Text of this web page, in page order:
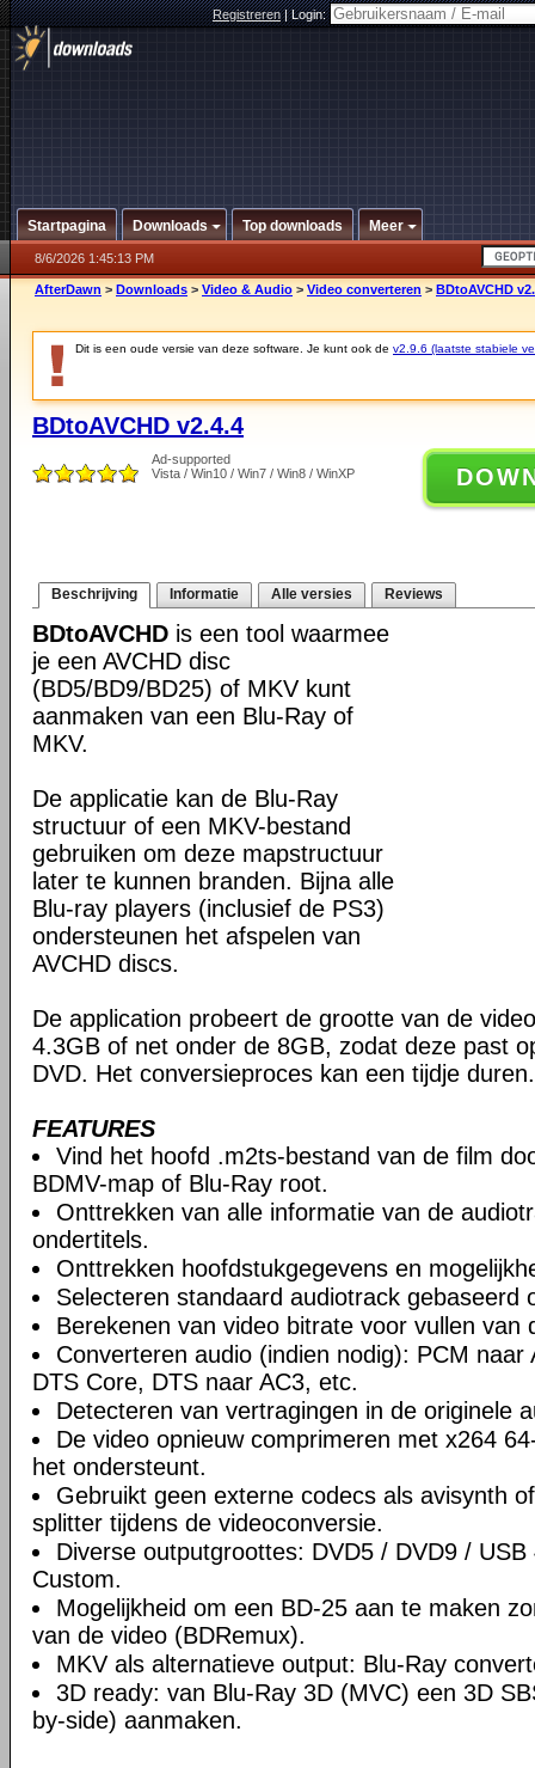
Registreren|Login:
Startpagina Downloads Top downloads Meer
8/6/2026 1:45:13 PM
AfterDawn > Downloads > Video & Audio > Video converteren > BDtoAVCHD
Dit is een oude versie van deze software. Je kunt ook de v2.9.6 (laatste stabiele
BDtoAVCHD v2.4.4
Ad-supported
Vista / Win10 / Win7 / Win8 / WinXP
Beschrijving Informatie Alle versies Reviews
BDtoAVCHD is een tool waarmee
je een AVCHD disc
(BD5/BD9/BD25) of MKV kunt
aanmaken van een Blu-Ray of
MKV.
De applicatie kan de Blu-Ray
structuur of een MKV-bestand
gebruiken om deze mapstructuur
later te kunnen branden. Bijna alle
Blu-ray players (inclusief de PS3)
ondersteunen het afspelen van
AVCHD discs.
De application probeert de grootte van de
4.3GB of net onder de 8GB, zodat deze past
DVD. Het conversieproces kan een tijdje duren.
FEATURES
Vind het hoofd .m2ts-bestand van de film
BDMV-map of Blu-Ray root.
Onttrekken van alle informatie van de
ondertitels.
Onttrekken hoofdstukgegevens en
Selecteren standaard audiotrack gebaseerd
Berekenen van video bitrate voor vullen van
Converteren audio (indien nodig): PCM naar
DTS Core, DTS naar AC3, etc.
Detecteren van vertragingen in de originele
De video opnieuw comprimeren met x264
het ondersteunt.
Gebruikt geen externe codecs als avisynth
splitter tijdens de videoconversie.
Diverse outputgroottes: DVD5 / DVD9 /
Custom.
Mogelijkheid om een BD-25 aan te maken
van de video (BDRemux).
MKV als alternatieve output: Blu-Ray
3D ready: van Blu-Ray 3D (MVC) een 3D
by-side) aanmaken.